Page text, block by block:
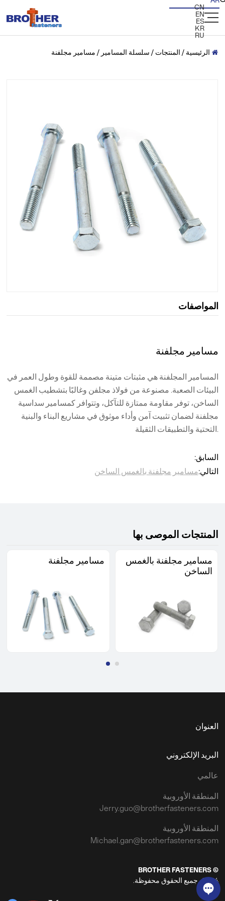
CN
EN
ES
KR
RU
 الرئيسية/ المنتجات / سلسلة المسامير / مسامير مجلفنة
مسامير مجلفنة
المسامير المجلفنة هي مثبتات متينة مصممة للقوة وطول العمر في
البيئات الصعبة. مصنوعة من فولاذ مجلفن وغالبًا بتشطيب الغمس
الساخن، توفر مقاومة ممتازة للتآكل، وتتوافر كمسامير سداسية
مجلفنة لضمان تثبيت آمن وأداء موثوق في مشاريع البناء والبنية
التحتية والتطبيقات الثقيلة.
السابق:
التالي:مسامير مجلفنة بالغمس الساخن
المواصفات
المنتجات الموصى بها
مسامير مجلفنة
مسامير مجلفنة بالغمس
الساخن
© BROTHER FASTENERS
2024، جميع الحقوق محفوظة.
العنوان
البريد الإلكتروني
عالمي
المنطقة الأوروبية
Jerry.guo@brotherfasteners.com
المنطقة الأوروبية
Michael.gan@brotherfasteners.com